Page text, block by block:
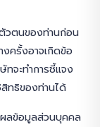
วตนของท่านก่อน
ครั้งอาจเกิดข้อ
ทจะทำการชี้แจง
ทธิของท่านได้
ลข้อมูลส่วนบุคคล